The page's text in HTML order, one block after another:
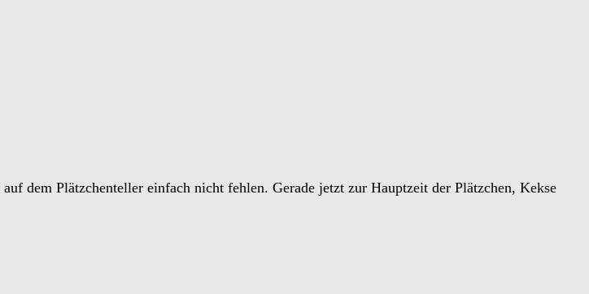
dem Plätzchenteller einfach nicht fehlen. Gerade jetzt zur Hauptzeit der Plätzchen, Kekse